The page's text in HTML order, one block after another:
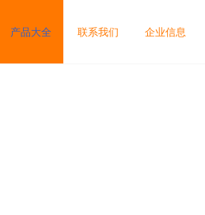
产品大全 联系我们 企业信息